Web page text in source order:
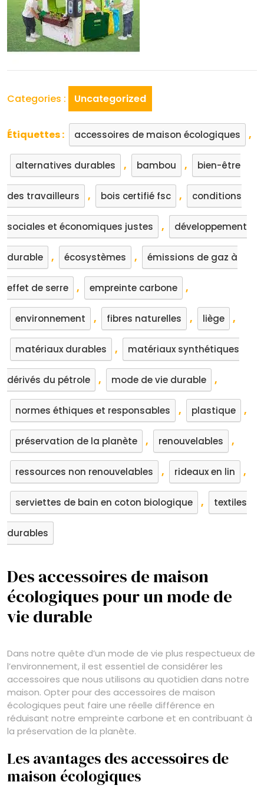
Categories : Uncategorized
Étiquettes : accessoires de maison écologiques ,
alternatives durables , bambou , bien-être
des travailleurs , bois certifié fsc , conditions
sociales et économiques justes , développement
durable , écosystèmes , émissions de gaz à
effet de serre , empreinte carbone ,
environnement , fibres naturelles , liège ,
matériaux durables , matériaux synthétiques
dérivés du pétrole , mode de vie durable ,
normes éthiques et responsables , plastique ,
préservation de la planète , renouvelables ,
ressources non renouvelables , rideaux en lin ,
serviettes de bain en coton biologique , textiles
durables
Des accessoires de maison
écologiques pour un mode de
vie durable
Dans notre quête d’un mode de vie plus respectueux de
l’environnement, il est essentiel de considérer les
accessoires que nous utilisons au quotidien dans notre
maison. Opter pour des accessoires de maison
écologiques peut faire une réelle différence en
réduisant notre empreinte carbone et en contribuant à
la préservation de la planète.
Les avantages des accessoires de
maison écologiques